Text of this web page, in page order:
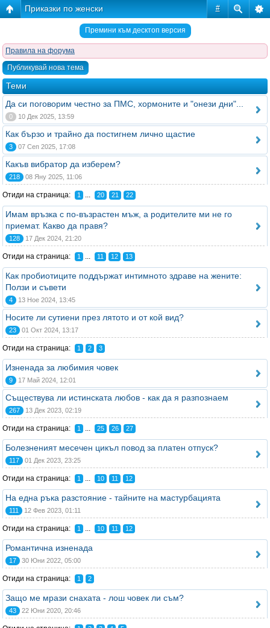
#
Приказки по женски
Премини към десктоп версия
Правила на форума
Публикувай нова тема
Теми
Да си поговорим честно за ПМС, хормоните и "онези дни"...
0 10 Дек 2025, 13:59
Как бързо и трайно да постигнем лично щастие
3 07 Сеп 2025, 17:08
Какъв вибратор да изберем?
218 08 Яну 2025, 11:06
Отиди на страница: 1 ... 20 21 22
Имам връзка с по-възрастен мъж, а родителите ми не го
приемат. Какво да правя?
128 17 Дек 2024, 21:20
Отиди на страница: 1 ... 11 12 13
Как пробиотиците поддържат интимното здраве на жените:
Ползи и съвети
4 13 Ное 2024, 13:45
Носите ли сутиени през лятото и от кой вид?
23 01 Окт 2024, 13:17
Отиди на страница: 1 2 3
Изненада за любимия човек
9 17 Май 2024, 12:01
Съществува ли истинската любов - как да я разпознаем
267 13 Дек 2023, 02:19
Отиди на страница: 1 ... 25 26 27
Болезненият месечен цикъл повод за платен отпуск?
117 01 Дек 2023, 23:25
Отиди на страница: 1 ... 10 11 12
На една ръка разстояние - тайните на мастурбацията
111 12 Фев 2023, 01:11
Отиди на страница: 1 ... 10 11 12
Романтична изненада
17 30 Юни 2022, 05:00
Отиди на страница: 1 2
Защо ме мрази снахата - лош човек ли съм?
43 22 Юни 2020, 20:46